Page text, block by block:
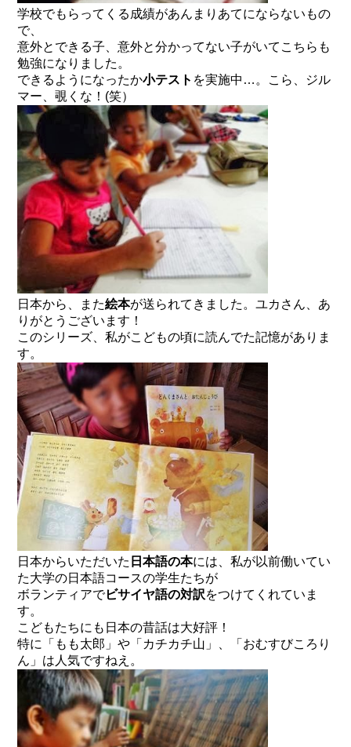
学校でもらってくる成績があんまりあてにならないもの
で、
意外とできる子、意外と分かってない子がいてこちらも
勉強になりました。
できるようになったか小テスト を実施中…。こら、ジル
マー、覗くな！(笑）
日本から、また絵本が送られてきました。ユカさん、あ
りがとうございます！
このシリーズ、私がこどもの頃に読んでた記憶がありま
す。
日本からいただいた 日本語の本には、私が以前働いてい
た大学の日本語コースの学生たちが
ボランティアでビサイヤ語の対訳をつけてくれていま
す。
こどもたちにも日本の昔話は大好評！
特に「もも太郎」や「カチカチ山」、「おむすびころり
ん」は人気ですねえ。